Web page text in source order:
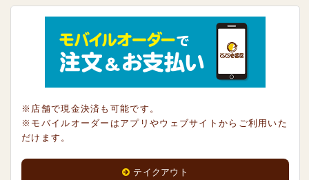
※店舗で現金決済も可能です。
※モバイルオーダーはアプリやウェブサイトからご利用いた
だけます。
テイクアウト